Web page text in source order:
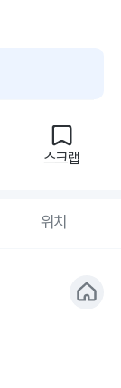
스크랩
위치